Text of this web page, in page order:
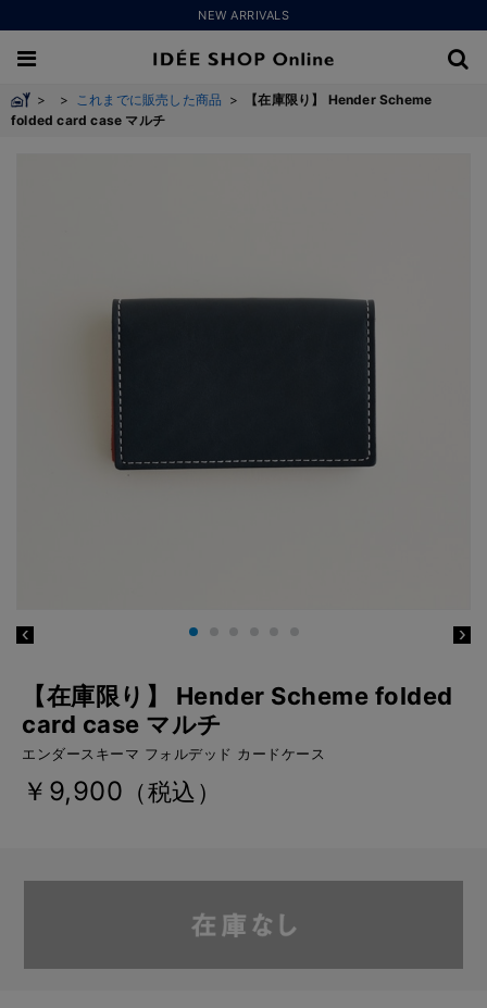
NEW ARRIVALS
> > これまでに販売した商品 >
【在庫限り】 Hender Scheme
folded card case マルチ
【在庫限り】 Hender Scheme folded
card case マルチ
エンダースキーマ フォルデッド カードケース
￥9,900 （税込）